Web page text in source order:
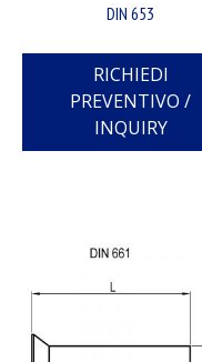
DIN 653
RICHIEDI
PREVENTIVO /
INQUIRY